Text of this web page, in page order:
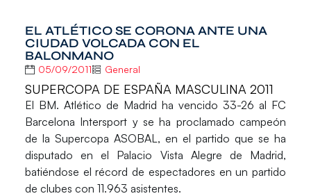
EL ATLÉTICO SE CORONA ANTE UNA
CIUDAD VOLCADA CON EL
BALONMANO
05/09/2011 General
SUPERCOPA DE ESPAÑA MASCULINA 2011
El BM. Atlético de Madrid ha vencido 33-26 al FC
Barcelona Intersport y se ha proclamado campeón
de la Supercopa ASOBAL, en el partido que se ha
disputado en el Palacio Vista Alegre de Madrid,
batiéndose el récord de espectadores en un partido
de clubes con 11.963 asistentes.